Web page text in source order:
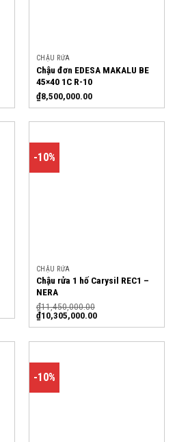
CHẬU RỬA
Chậu đơn EDESA MAKALU BE
45×40 1C R-10
₫8,500,000.00
-10%
CHẬU RỬA
Chậu rửa 1 hố Carysil REC1 –
NERA
₫11,450,000.00
₫10,305,000.00
-10%